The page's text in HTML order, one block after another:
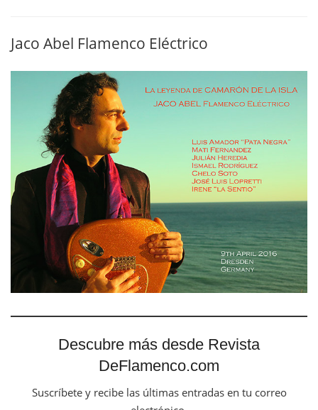
Jaco Abel Flamenco Eléctrico
Descubre más desde Revista
DeFlamenco.com
Suscríbete y recibe las últimas entradas en tu correo